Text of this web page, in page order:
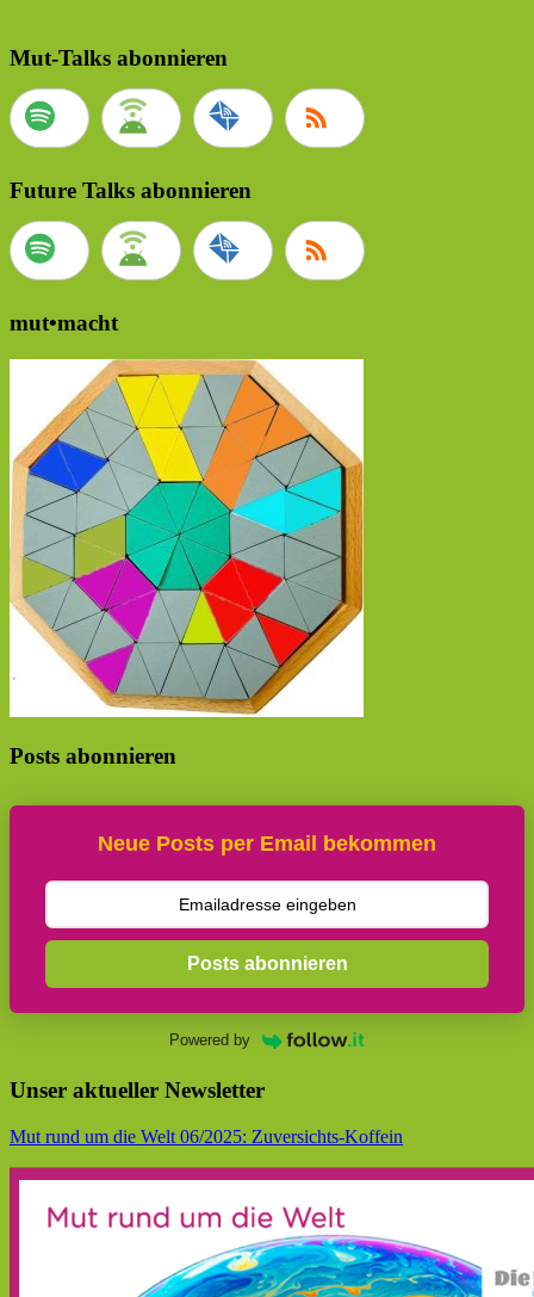
Mut-Talks abonnieren
Future Talks abonnieren
mut•macht
Posts abonnieren
Neue Posts per Email bekommen
Posts abonnieren
Powered by
Unser aktueller Newsletter
Mut rund um die Welt 06/2025: Zuversichts-Koffein